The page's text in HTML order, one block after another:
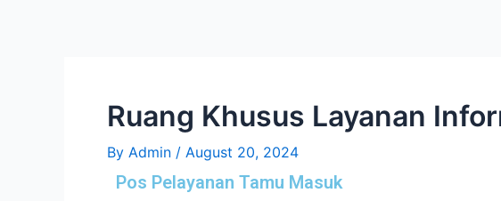
Ruang Khusus Layanan
By Admin / August 20, 2024
Pos Pelayanan Tamu Masuk